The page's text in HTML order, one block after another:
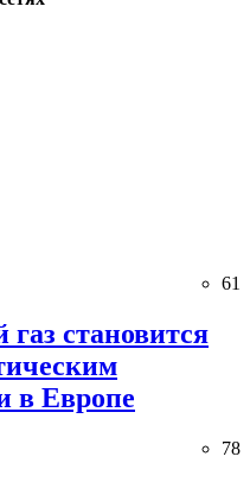
61
становится
в Европе
78